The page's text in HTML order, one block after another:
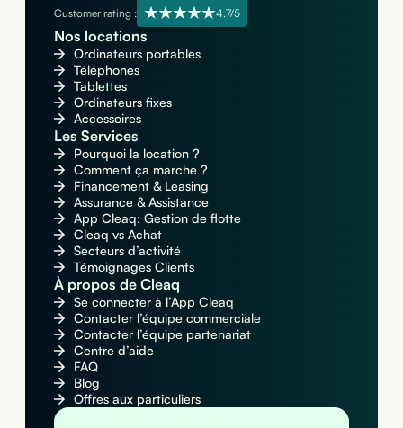
Customer rating : 4,7/5
Nos locations
Ordinateurs portables
Téléphones
Tablettes
Ordinateurs fixes
Accessoires
Les Services
Pourquoi la location ?
Comment ça marche ?
Financement & Leasing
Assurance & Assistance
App Cleaq: Gestion de flotte
Cleaq vs Achat
Secteurs d’activité
Témoignages Clients
À propos de Cleaq
Se connecter à l’App Cleaq
Contacter l’équipe commerciale
Contacter l’équipe partenariat
Centre d’aide
FAQ
Blog
Offres aux particuliers